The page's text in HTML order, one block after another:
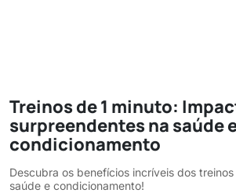
Treinos de 1 minuto:
surpreendentes na saúde
condicionamento
Descubra os benefícios incríveis dos
saúde e condicionamento!